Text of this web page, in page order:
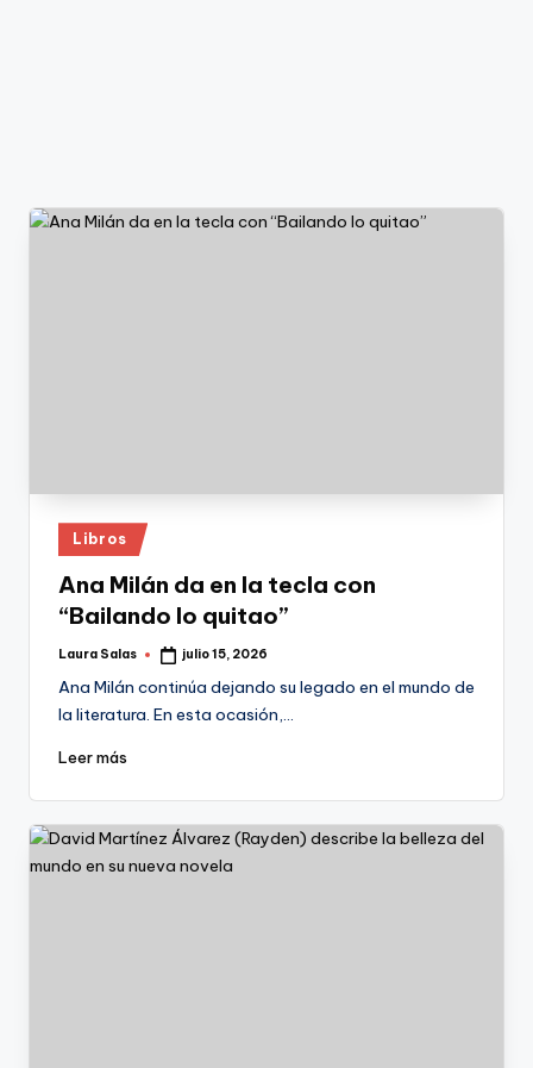
Publicado
en
Libros
Ana Milán da en la tecla con
“Bailando lo quitao”
Publicado
Laura Salas julio 15, 2026
Ana Milán continúa dejando su legado en el mundo de
la literatura. En esta ocasión,…
Leer más